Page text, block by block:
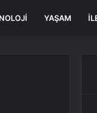
YAŞAM